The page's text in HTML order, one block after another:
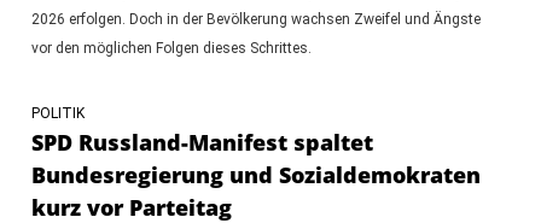
2026 erfolgen. Doch in der Bevölkerung wachsen Zweifel und Ängste
vor den möglichen Folgen dieses Schrittes.
POLITIK
SPD Russland-Manifest spaltet
Bundesregierung und Sozialdemokraten
kurz vor Parteitag